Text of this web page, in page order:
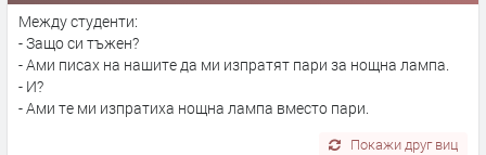
Между студенти:
- Защо си тъжен?
- Ами писах на нашите да ми изпратят пари за нощна лампа.
- И?
- Ами те ми изпратиха нощна лампа вместо пари.
Покажи друг виц